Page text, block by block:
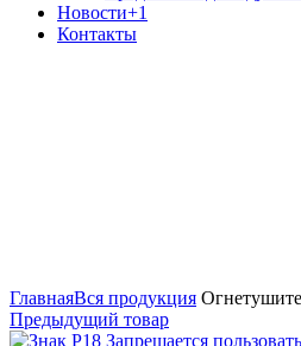
Новости+1
Контакты
ГлавнаяВся продукция
Предыдущий товар